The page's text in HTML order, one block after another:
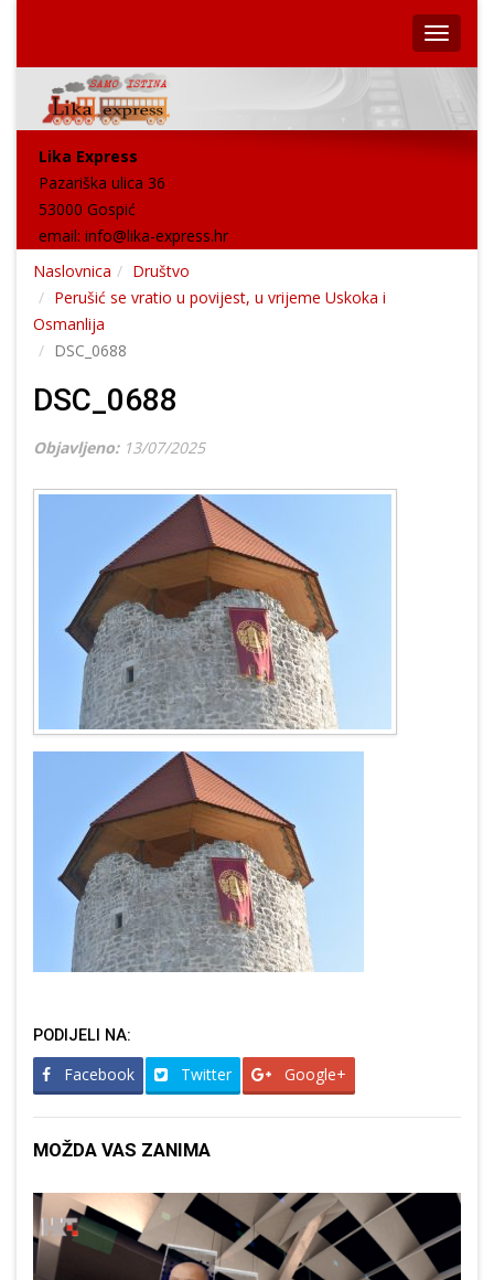
Lika Express
Pazariška ulica 36
53000 Gospić
email: info@lika-express.hr
Naslovnica
Društvo
Perušić se vratio u povijest, u vrijeme Uskoka i
Osmanlija
DSC_0688
DSC_0688
Objavljeno: 13/07/2025
PODIJELI NA:
Facebook Twitter Google+
MOŽDA VAS ZANIMA